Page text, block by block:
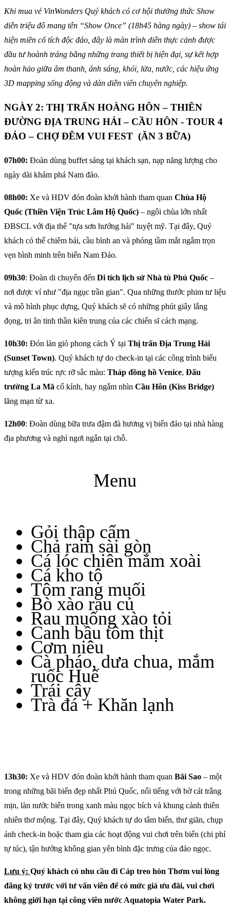
Khi mua vé VinWonders Quý khách có cơ hội thưởng thức Show
diễn triệu đô mang tên “Show Once” (18h45 hàng ngày) – show tái
hiện miền cổ tích độc đáo, đây là màn trình diễn thực cảnh được
đầu tư hoành tráng bằng những trang thiết bị hiện đại, sự kết hợp
hoàn hảo giữa âm thanh, ánh sáng, khói, lửa, nước, các hiệu ứng
3D mapping sống động và dàn diễn viên chuyên nghiệp.
NGÀY 2: THỊ TRẤN HOÀNG HÔN – THIÊN
ĐƯỜNG ĐỊA TRUNG HẢI – CẦU HÔN - TOUR 4
ĐẢO – CHỢ ĐÊM VUI FEST (ĂN 3 BỮA)
07h00: Đoàn dùng buffet sáng tại khách sạn, nạp năng lượng cho
ngày dài khám phá Nam đảo.
08h00: Xe và HDV đón đoàn khởi hành tham quan Chùa Hộ
Quốc (Thiền Viện Trúc Lâm Hộ Quốc) – ngôi chùa lớn nhất
ĐBSCL với địa thế "tựa sơn hướng hải" tuyệt mỹ. Tại đây, Quý
khách có thể chiêm bái, cầu bình an và phóng tầm mắt ngắm trọn
vẹn bình minh trên biển Nam Đảo.
09h30: Đoàn di chuyển đến Di tích lịch sử Nhà tù Phú Quốc –
nơi được ví như "địa ngục trần gian". Qua những thước phim tư liệu
và mô hình phục dựng, Quý khách sẽ có những phút giây lắng
đọng, tri ân tinh thần kiên trung của các chiến sĩ cách mạng.
10h30: Đón làn gió phong cách Ý tại Thị trấn Địa Trung Hải
(Sunset Town). Quý khách tự do check-in tại các công trình biểu
tượng kiến trúc rực rỡ sắc màu: Tháp đồng hồ Venice, Đấu
trường La Mã cổ kính, hay ngắm nhìn Cầu Hôn (Kiss Bridge)
lãng mạn từ xa.
12h00: Đoàn dùng bữa trưa đậm đà hương vị biển đảo tại nhà hàng
địa phương và nghỉ ngơi ngắn tại chỗ.
Menu
Gỏi thập cẩm
Chả ram sài gòn
Cá lóc chiên mắm xoài
Cá kho tộ
Tôm rang muối
Bò xào rau củ
Rau muống xào tỏi
Canh bầu tôm thịt
Cơm niêu
Cà pháo, dưa chua, mắm
ruốc Huế
Trái cây
Trà đá + Khăn lạnh
13h30: Xe và HDV đón đoàn khởi hành tham quan Bãi Sao – một
trong những bãi biển đẹp nhất Phú Quốc, nổi tiếng với bờ cát trắng
mịn, làn nước biển trong xanh màu ngọc bích và khung cảnh thiên
nhiên thơ mộng. Tại đây, Quý khách tự do tắm biển, thư giãn, chụp
ảnh check-in hoặc tham gia các hoạt động vui chơi trên biển (chi phí
tự túc), tận hưởng không gian yên bình đặc trưng của đảo ngọc.
Lưu ý: Quý khách có nhu cầu đi Cáp treo hòn Thơm vui lòng
đăng ký trước với tư vấn viên để có mức giá ưu đãi, vui chơi
không giới hạn tại công viên nước Aquatopia Water Park.